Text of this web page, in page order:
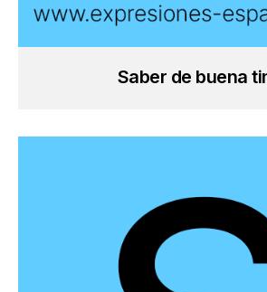
Saber de buena